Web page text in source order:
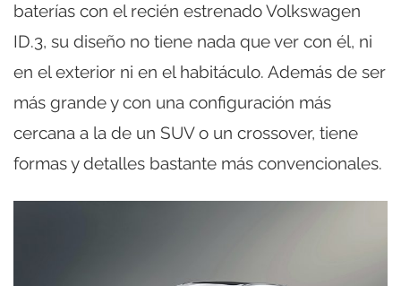
baterías con el recién estrenado Volkswagen
ID.3, su diseño no tiene nada que ver con él, ni
en el exterior ni en el habitáculo. Además de ser
más grande y con una configuración más
cercana a la de un SUV o un crossover, tiene
formas y detalles bastante más convencionales.